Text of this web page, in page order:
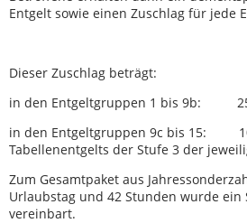
Entgelt sowie einen Zuschlag für jede
Dieser Zuschlag beträgt:
in den Entgeltgruppen 1 bis 9b:
in den Entgeltgruppen 9c bis 15:
Tabellenentgelts der Stufe 3 der
Zum Gesamtpaket aus
Urlaubstag und 42 Stunden wurde
vereinbart.